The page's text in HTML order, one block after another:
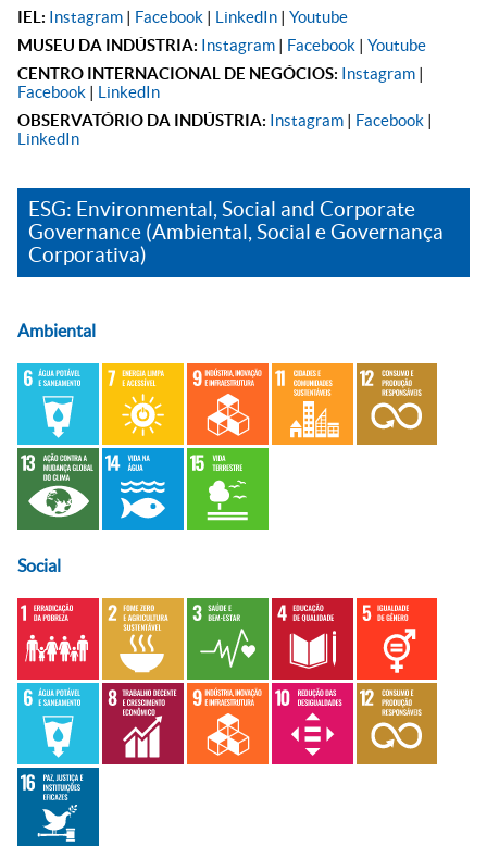
IEL: Instagram | Facebook | LinkedIn | Youtube
MUSEU DA INDÚSTRIA: Instagram | Facebook | Youtube
CENTRO INTERNACIONAL DE NEGÓCIOS: Instagram |
Facebook | LinkedIn
OBSERVATÓRIO DA INDÚSTRIA: Instagram | Facebook |
LinkedIn
ESG: Environmental, Social and Corporate
Governance (Ambiental, Social e Governança
Corporativa)
Ambiental
Social